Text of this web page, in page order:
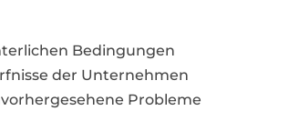
Bedingungen
der Unternehmen
Probleme